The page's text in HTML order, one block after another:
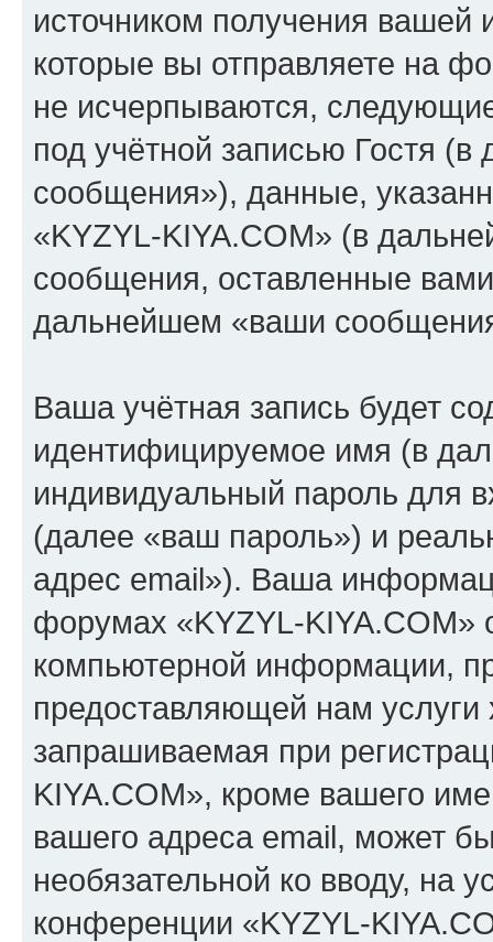
источником получения
которые вы отправляете на
не исчерпываются,
под учётной записью Гостя
сообщения»), данные,
«KYZYL-KIYA.COM» (в
сообщения, оставленные
дальнейшем «ваши
Ваша учётная запись будет
идентифицируемое имя (в
индивидуальный пароль для
(далее «ваш пароль») и
адрес email»). Ваша
форумах «KYZYL-KIYA.COM»
компьютерной информации,
предоставляющей нам
запрашиваемая при
KIYA.COM», кроме вашего
вашего адреса email, может
необязательной ко вводу, на
конференции «KYZYL-